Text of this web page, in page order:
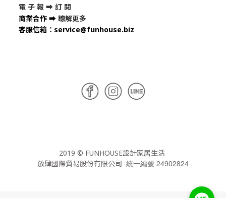
電 子 報 ➡ 訂 閱
商業合作 ➡ 瞭解更多
客服信箱 ： service@funhouse.biz
2019 © FUNHOUSE設計家居生活
放肆國際貿易股份有限公司 統一編號 24902824